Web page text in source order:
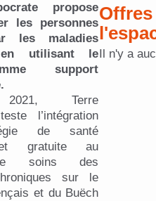
propose
les personnes
les maladies
en utilisant le
support
2021, Terre
l’intégration
de santé
gratuite au
soins des
sur le
et du Buëch
Il n'y a